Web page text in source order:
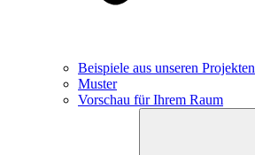
Beispiele aus unseren Projekten
Muster
Vorschau für Ihrem Raum